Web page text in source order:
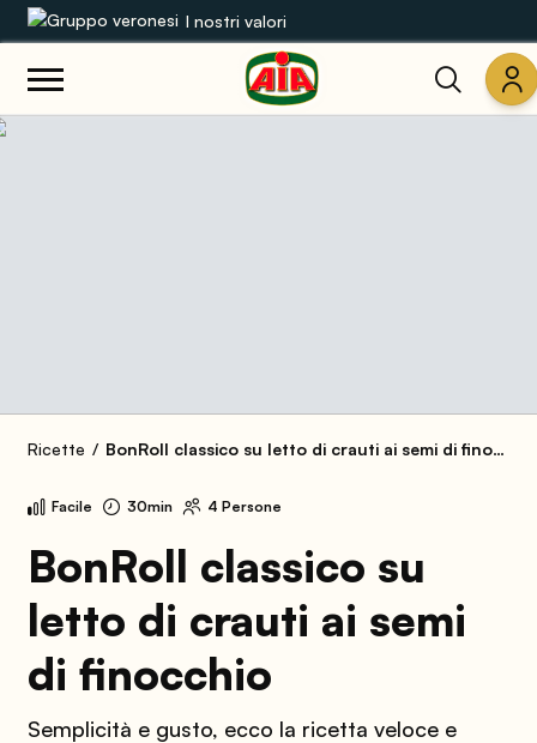
I nostri valori
Le nostre gamme
Mondo AIA
Ricette BonRoll classico su letto di crauti ai semi di finocchio
Facile 30min 4 Persone
BonRoll classico su
letto di crauti ai semi
di finocchio
Semplicità e gusto, ecco la ricetta veloce e